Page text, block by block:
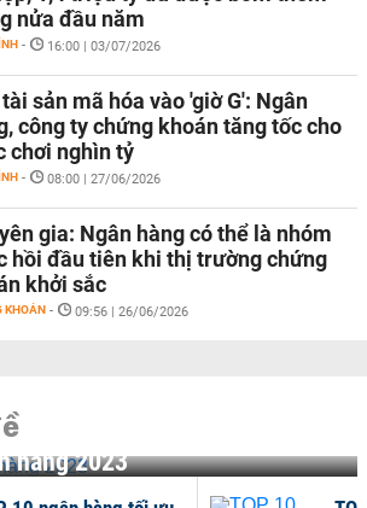
nửa đầu năm
- 16:00 | 03/07/2026
sản mã hóa vào 'giờ G': Ngân
công ty chứng khoán tăng tốc cho
chơi nghìn tỷ
- 08:00 | 27/06/2026
gia: Ngân hàng có thể là nhóm
hồi đầu tiên khi thị trường chứng
khởi sắc
KHOÁN - 09:56 | 26/06/2026
hàng 2023